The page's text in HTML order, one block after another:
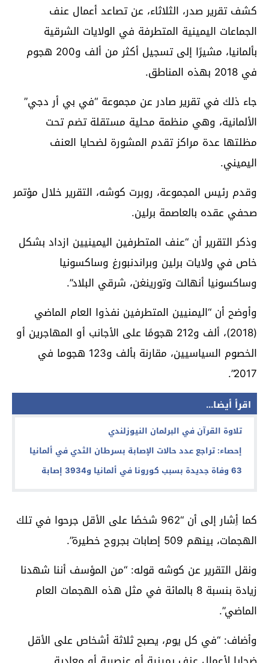
كشف تقرير صدر، الثلاثاء، عن تصاعد أعمال عنف
الجماعات اليمينية المتطرفة في الولايات الشرقية
بألمانيا، مشيرًا إلى تسجيل أكثر من ألف و200 هجوم
في 2018 بهذه المناطق.
جاء ذلك في تقرير صادر عن مجموعة “في بي أر دجي”
الألمانية، وهي منظمة محلية مستقلة تضم تحت
مظلتها عدة مراكز تقدم المشورة لضحايا العنف
اليميني.
وقدم رئيس المجموعة، روبرت كوشه، التقرير خلال مؤتمر
صحفي عقده بالعاصمة برلين.
وذكر التقرير أن “عنف المتطرفين اليمينيين ازداد بشكل
خاص في ولايات برلين وبراندنبورغ وساكسونيا
وساكسونيا أنهالت وتورينغن، شرقي البلاد”.
وأوضح أن “اليمنيين المتطرفين نفذوا العام الماضي
(2018)، ألف و212 هجومًا على الأجانب أو المهاجرين أو
الخصوم السياسيين، مقارنة بألف و123 هجوما في
2017”.
اقرأ أيضا...
تلاوة القرآن في البرلمان النيوزلندي
إحصاء: تراجع عدد حالات الإصابة بسرطان الثدي في ألمانيا
63 وفاة جديدة بسبب كورونا في ألمانيا و3934 إصابة
كما أِشار إلى أن “962 شخصًا على الأقل جرحوا في تلك
الهجمات، بينهم 509 إصابات بجروح خطيرة”.
ونقل التقرير عن كوشه قوله: “من المؤسف أننا شهدنا
زيادة بنسبة 8 بالمائة في مثل هذه الهجمات العام
الماضي”.
وأضاف: “في كل يوم، يصبح ثلاثة أشخاص على الأقل